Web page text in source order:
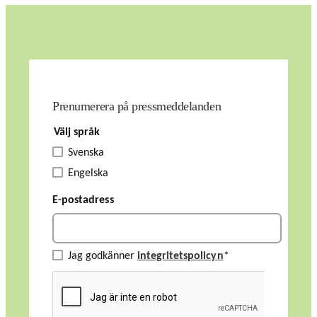
Prenumerera på pressmeddelanden
Välj språk
Svenska
Engelska
E-postadress
Jag godkänner integritetspolicyn*